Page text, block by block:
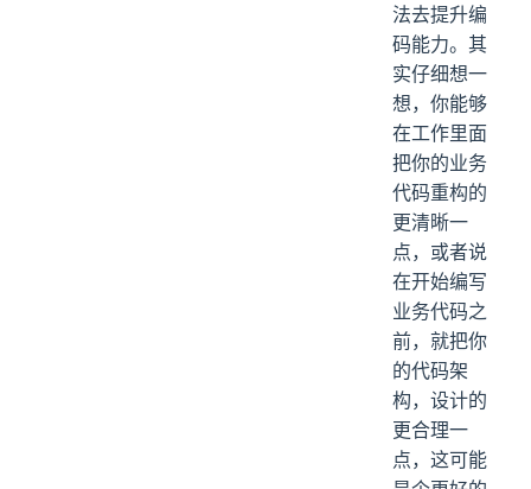
法去提升编
码能力。其
实仔细想一
想，你能够
在工作里面
把你的业务
代码重构的
更清晰一
点，或者说
在开始编写
业务代码之
前，就把你
的代码架
构，设计的
更合理一
点，这可能